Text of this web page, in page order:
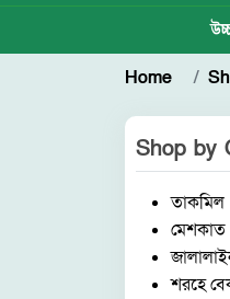
Home
Shop by
তাকমিল
মেশকাত
শরহে